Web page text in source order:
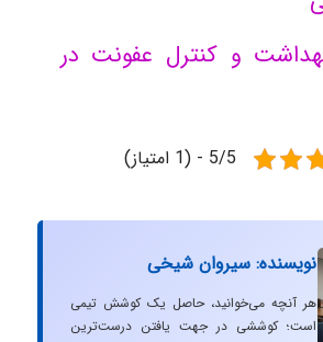
و کنترل عفونت در
5/5 - (1 امتیاز)
نویسنده: سیروان شیخی
هر آنچه می‌خوانید، حاصل یک کوشش تیمی
است؛ کوششی در جهت یافتن درست‌ترین